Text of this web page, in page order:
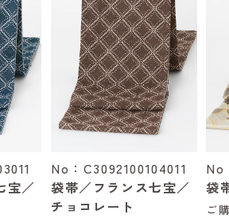
宝／
No：C3092100104011
袋帯／フランス七宝／
チョコレート
No
袋
ご